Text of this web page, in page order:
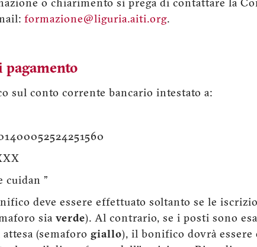
o chiarimento si prega di contattare la
formazione@liguria.aiti.org.
sul conto corrente bancario intestato a:
cuidan "
deve essere effettuato soltanto se le
sia verde). Al contrario, se i posti sono
(semaforo giallo), il bonifico dovrà